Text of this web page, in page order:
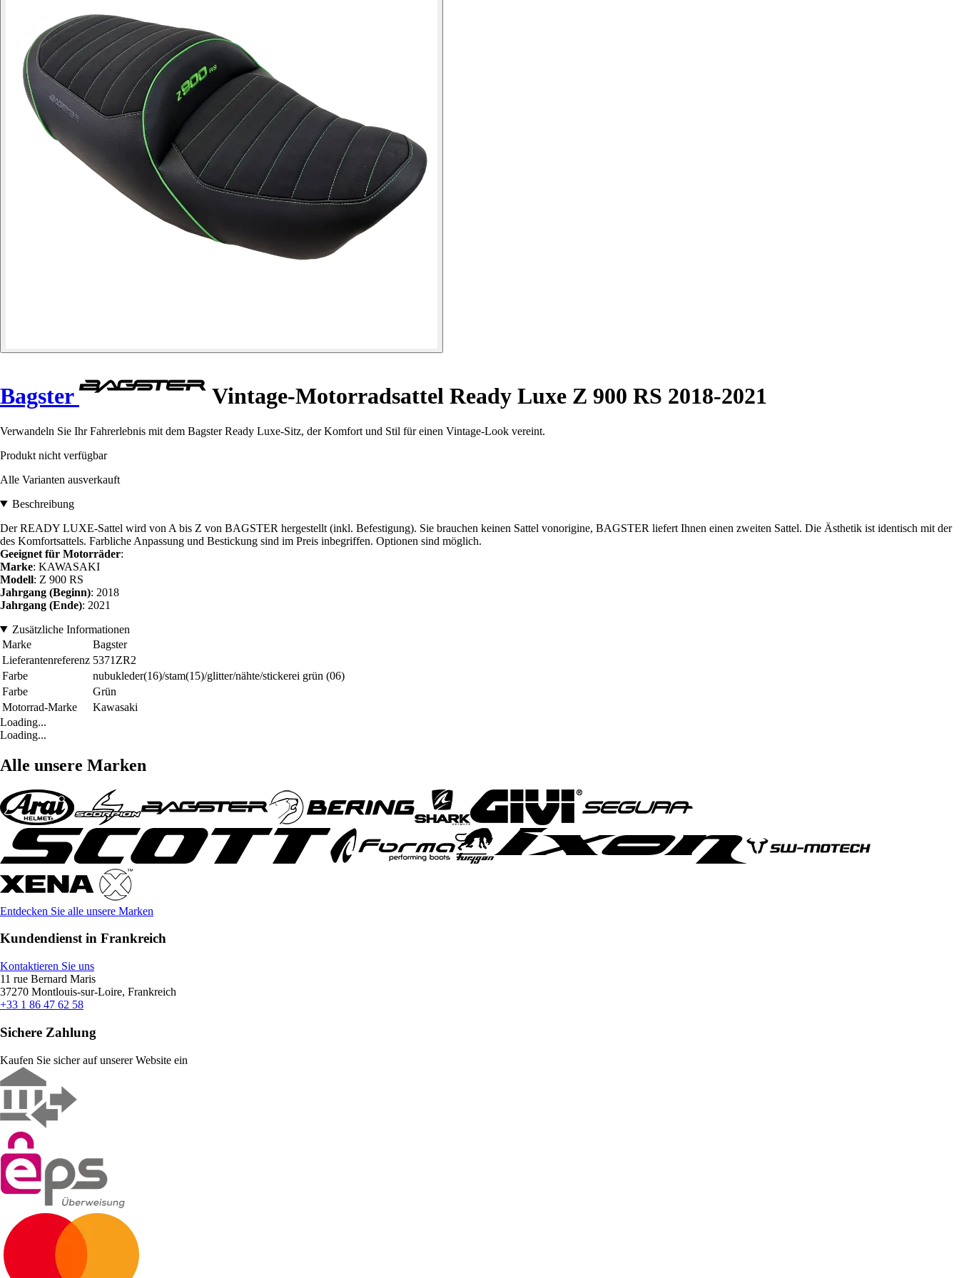
Bagster Vintage-Motorradsattel Ready Luxe Z 900 RS 2018-2021
Verwandeln Sie Ihr Fahrerlebnis mit dem Bagster Ready Luxe-Sitz, der Komfort und Stil für einen Vintage-Look vereint.
Produkt nicht verfügbar
Alle Varianten ausverkauft
Beschreibung
Der READY LUXE-Sattel wird von A bis Z von BAGSTER hergestellt (inkl. Befestigung). Sie brauchen keinen Sattel vonorigine, BAGSTER liefert Ihnen einen zweiten Sattel. Die Ästhetik ist identisch mit der
des Komfortsattels. Farbliche Anpassung und Bestickung sind im Preis inbegriffen. Optionen sind möglich.
Geeignet für Motorräder:
Marke: KAWASAKI
Modell: Z 900 RS
Jahrgang (Beginn): 2018
Jahrgang (Ende): 2021
Zusätzliche Informationen
Marke
Bagster
Lieferantenreferenz 5371ZR2
Farbe
nubukleder(16)/stam(15)/glitter/nähte/stickerei grün (06)
Farbe
Grün
Motorrad-Marke
Kawasaki
Loading...
Loading...
Alle unsere Marken
Entdecken Sie alle unsere Marken
Kundendienst in Frankreich
Kontaktieren Sie uns
11 rue Bernard Maris
37270 Montlouis-sur-Loire, Frankreich
+33 1 86 47 62 58
Sichere Zahlung
Kaufen Sie sicher auf unserer Website ein